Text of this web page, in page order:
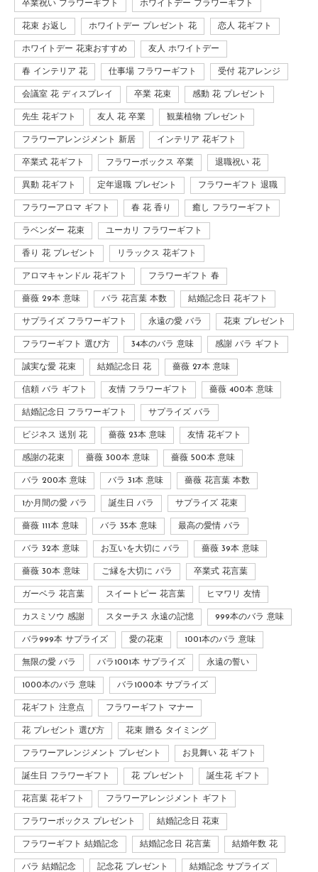
卒業祝い フラワーギフト ホワイトデー フラワーギフト
花束 お返し ホワイトデー プレゼント 花 恋人 花ギフト
ホワイトデー 花束おすすめ 友人 ホワイトデー
春 インテリア 花 仕事場 フラワーギフト 受付 花アレンジ
会議室 花 ディスプレイ 卒業 花束 感動 花 プレゼント
先生 花ギフト 友人 花 卒業 観葉植物 プレゼント
フラワーアレンジメント 新居 インテリア 花ギフト
卒業式 花ギフト フラワーボックス 卒業 退職祝い 花
異動 花ギフト 定年退職 プレゼント フラワーギフト 退職
フラワーアロマ ギフト 春 花 香り 癒し フラワーギフト
ラベンダー 花束 ユーカリ フラワーギフト
香り 花 プレゼント リラックス 花ギフト
アロマキャンドル 花ギフト フラワーギフト 春
薔薇 29本 意味 バラ 花言葉 本数 結婚記念日 花ギフト
サプライズ フラワーギフト 永遠の愛 バラ 花束 プレゼント
フラワーギフト 選び方 34本のバラ 意味 感謝 バラ ギフト
誠実な愛 花束 結婚記念日 花 薔薇 27本 意味
信頼 バラ ギフト 友情 フラワーギフト 薔薇 400本 意味
結婚記念日 フラワーギフト サプライズ バラ
ビジネス 送別 花 薔薇 23本 意味 友情 花ギフト
感謝の花束 薔薇 300本 意味 薔薇 500本 意味
バラ 200本 意味 バラ 31本 意味 薔薇 花言葉 本数
1か月間の愛 バラ 誕生日 バラ サプライズ 花束
薔薇 111本 意味 バラ 35本 意味 最高の愛情 バラ
バラ 32本 意味 お互いを大切に バラ 薔薇 39本 意味
薔薇 30本 意味 ご縁を大切に バラ 卒業式 花言葉
ガーベラ 花言葉 スイートピー 花言葉 ヒマワリ 友情
カスミソウ 感謝 スターチス 永遠の記憶 999本のバラ 意味
バラ999本 サプライズ 愛の花束 1001本のバラ 意味
無限の愛 バラ バラ1001本 サプライズ 永遠の誓い
1000本のバラ 意味 バラ1000本 サプライズ
花ギフト 注意点 フラワーギフト マナー
花 プレゼント 選び方 花束 贈る タイミング
フラワーアレンジメント プレゼント お見舞い 花 ギフト
誕生日 フラワーギフト 花 プレゼント 誕生花 ギフト
花言葉 花ギフト フラワーアレンジメント ギフト
フラワーボックス プレゼント 結婚記念日 花束
フラワーギフト 結婚記念 結婚記念日 花言葉 結婚年数 花
バラ 結婚記念 記念花 プレゼント 結婚記念 サプライズ